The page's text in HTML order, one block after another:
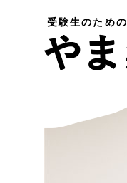
受験生のための